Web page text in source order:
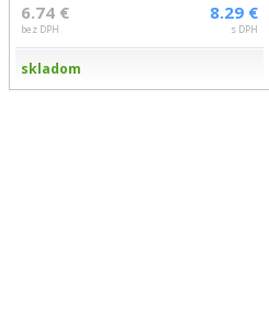
6.74 €
bez DPH
8.29 €
s DPH
skladom